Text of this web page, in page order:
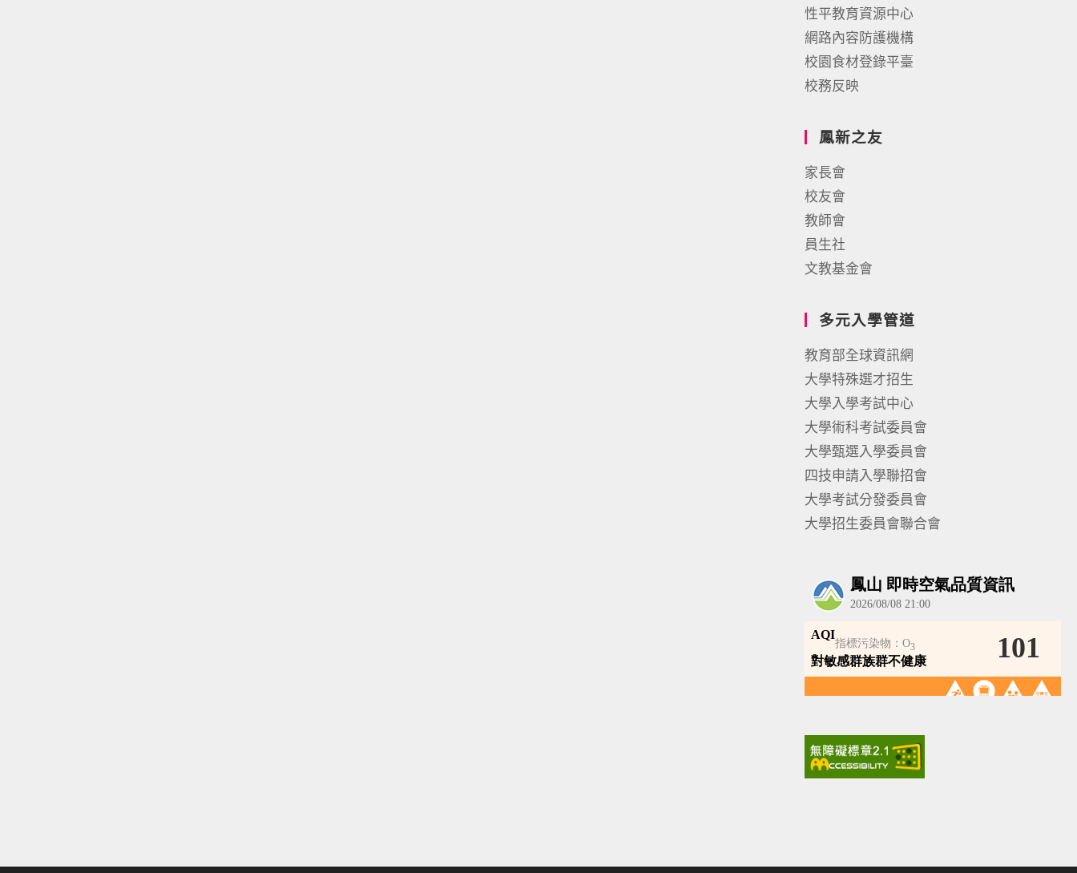
性平教育資源中心
網路內容防護機構
校園食材登錄平臺
校務反映
鳳新之友
家長會
校友會
教師會
員生社
文教基金會
多元入學管道
教育部全球資訊網
大學特殊選才招生
大學入學考試中心
大學術科考試委員會
大學甄選入學委員會
四技申請入學聯招會
大學考試分發委員會
大學招生委員會聯合會